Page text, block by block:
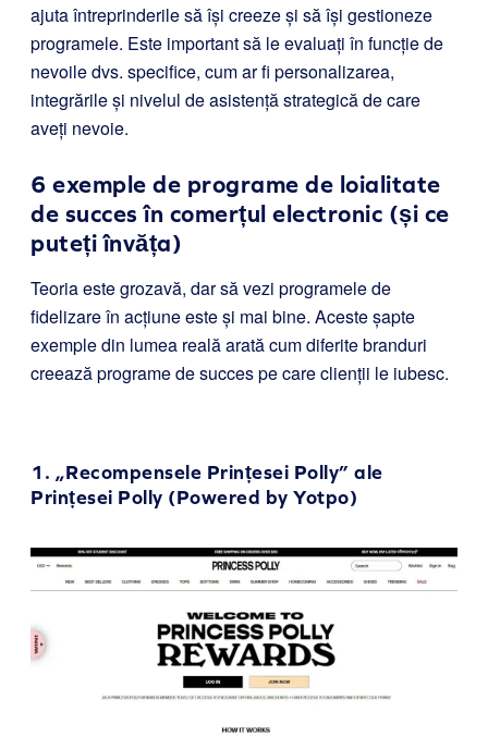
ajuta întreprinderile să își creeze și să își gestioneze
programele. Este important să le evaluați în funcție de
nevoile dvs. specifice, cum ar fi personalizarea,
integrările și nivelul de asistență strategică de care
aveți nevoie.
6 exemple de programe de loialitate
de succes în comerțul electronic (și ce
puteți învăța)
Teoria este grozavă, dar să vezi programele de
fidelizare în acțiune este și mai bine. Aceste șapte
exemple din lumea reală arată cum diferite branduri
creează programe de succes pe care clienții le iubesc.
1. „Recompensele Prințesei Polly” ale
Prințesei Polly (Powered by Yotpo)